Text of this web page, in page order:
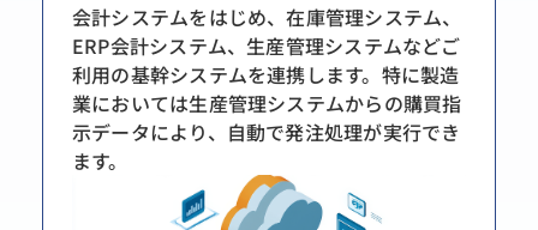
会計システムをはじめ、在庫管理システム、
ERP会計システム、生産管理システムなどご
利用の基幹システムを連携します。特に製造
業においては生産管理システムからの購買指
示データにより、自動で発注処理が実行でき
ます。